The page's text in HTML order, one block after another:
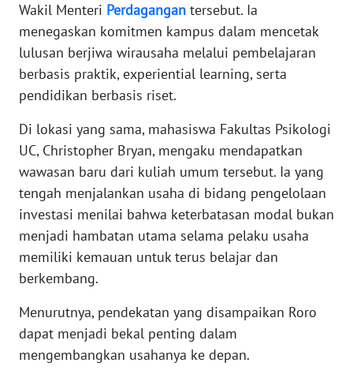
Wakil Menteri Perdagangan tersebut. Ia
menegaskan komitmen kampus dalam mencetak
lulusan berjiwa wirausaha melalui pembelajaran
berbasis praktik, experiential learning, serta
pendidikan berbasis riset.
Di lokasi yang sama, mahasiswa Fakultas Psikologi
UC, Christopher Bryan, mengaku mendapatkan
wawasan baru dari kuliah umum tersebut. Ia yang
tengah menjalankan usaha di bidang pengelolaan
investasi menilai bahwa keterbatasan modal bukan
menjadi hambatan utama selama pelaku usaha
memiliki kemauan untuk terus belajar dan
berkembang.
Menurutnya, pendekatan yang disampaikan Roro
dapat menjadi bekal penting dalam
mengembangkan usahanya ke depan.
PAPUA
BARAT
WN
RIAU
WN
SERAMBI
WN
JAMBI
WN
SULTRA
WN
WN